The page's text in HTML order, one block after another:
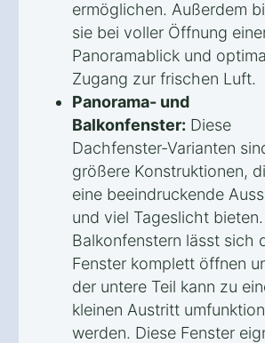
ermöglichen. Außerdem
sie bei voller Öffnung
Panoramablick und
Zugang zur frischen Luft.
Panorama- und
Balkonfenster: Diese
Dachfenster-Varianten
größere Konstruktionen,
eine beeindruckende
und viel Tageslicht
Balkonfenstern lässt sich
Fenster komplett öffnen
der untere Teil kann zu
kleinen Austritt
werden. Diese Fenster